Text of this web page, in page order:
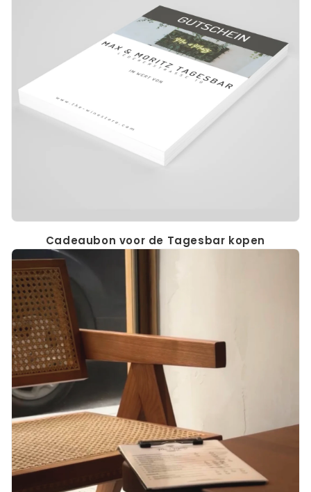
Cadeaubon voor de Tagesbar kopen